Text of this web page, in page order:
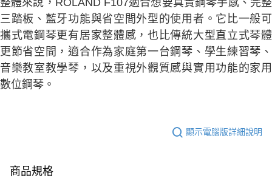
三踏板、藍牙功能與省空間外型的使用者。它比一般可
攜式電鋼琴更有居家整體感，也比傳統大型直立式琴體
更節省空間，適合作為家庭第一台鋼琴、學生練習琴、
音樂教室教學琴，以及重視外觀質感與實用功能的家用
數位鋼琴。
顯示電腦版詳細說明
商品規格